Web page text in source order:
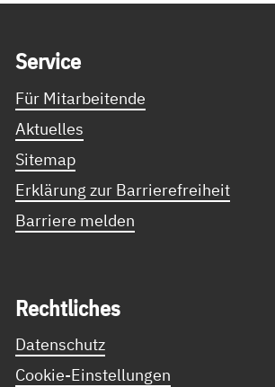
Ser­vice
Für Mitarbeitende
Aktuelles
Sitemap
Erklärung zur Barrierefreiheit
Barriere melden
Recht­li­ches
Datenschutz
Cookie-Einstellungen